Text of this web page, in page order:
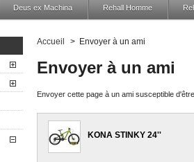
Deus ex Machina Rehall Homme
Accueil > Envoyer à un ami
Envoyer à un ami
Envoyer cette page à un ami susceptible
KONA STINKY 24''